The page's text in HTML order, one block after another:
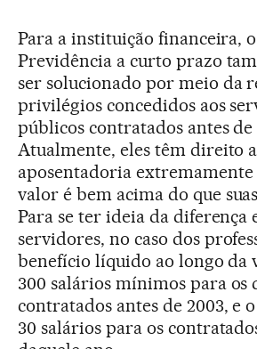
Para a instituição financeira,
Previdência a curto prazo
ser solucionado por meio da
privilégios concedidos aos
públicos contratados antes de
Atualmente, eles têm direito
aposentadoria extremamente
valor é bem acima do que
Para se ter ideia da diferença
servidores, no caso dos
benefício líquido ao longo da
300 salários mínimos para os
contratados antes de 2003, e
30 salários para os